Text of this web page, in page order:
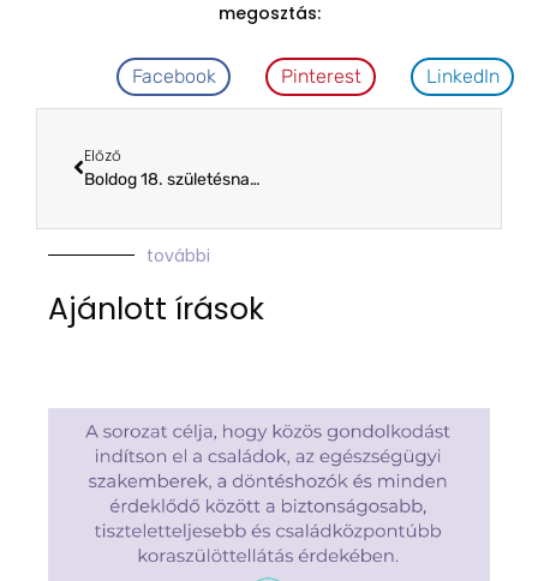
megosztás:
Facebook Pinterest LinkedIn
Előző
Boldog 18. születésnapot Zsombor
további
Ajánlott írások